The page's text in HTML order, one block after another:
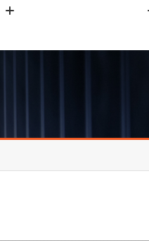
호남권연구본부
기획본부